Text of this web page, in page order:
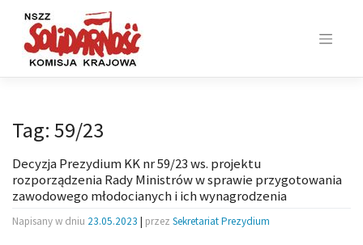
content
Tag: 59/23
Decyzja Prezydium KK nr 59/23 ws. projektu
rozporządzenia Rady Ministrów w sprawie przygotowania
zawodowego młodocianych i ich wynagrodzenia
Napisany w dniu 23.05.2023 | przez Sekretariat Prezydium